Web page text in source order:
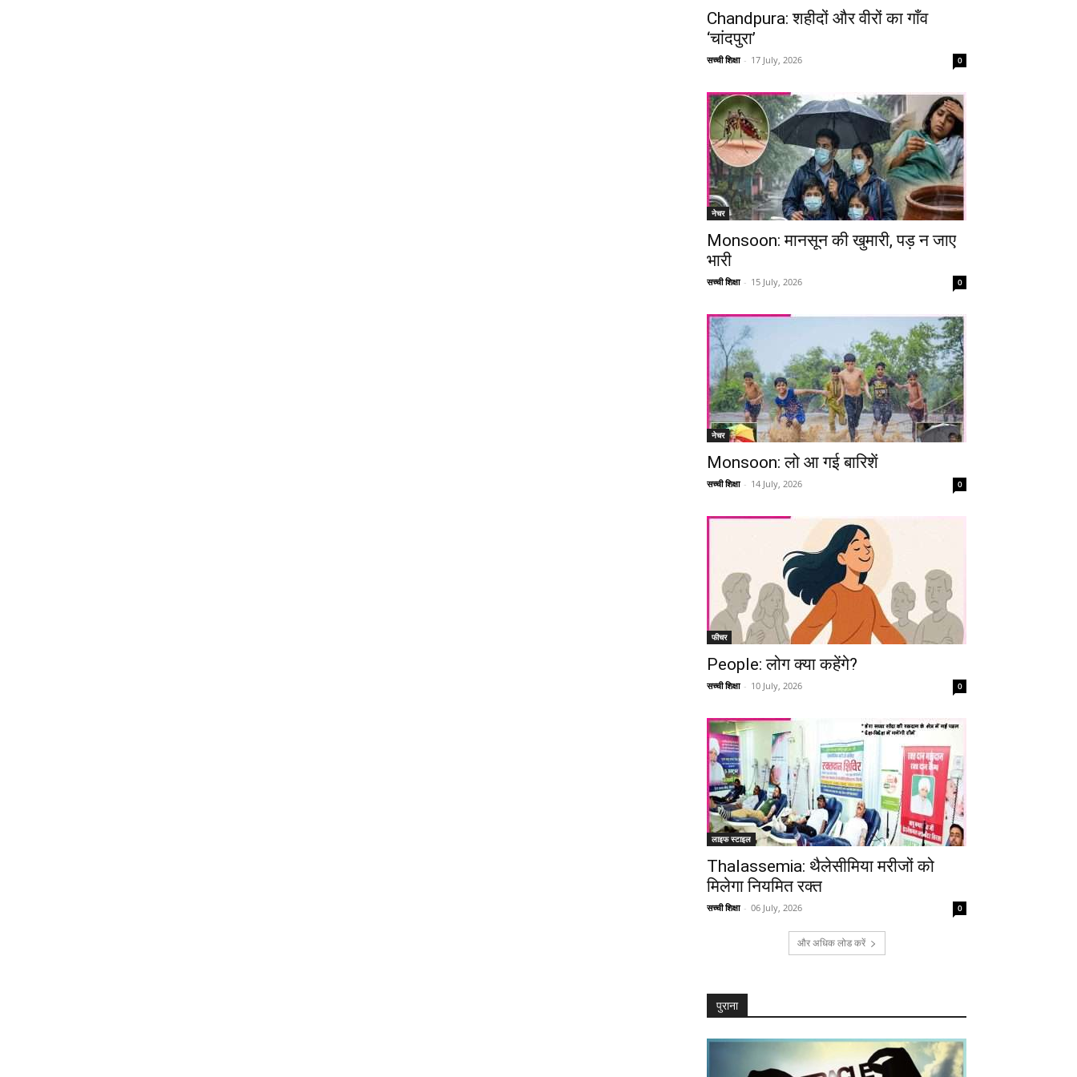
Chandpura: शहीदों और वीरों का गाँव
‘चांदपुरा’
सच्ची शिक्षा - 17 July, 2026 0
नेचर
Monsoon: मानसून की खुमारी, पड़ न जाए
भारी
सच्ची शिक्षा - 15 July, 2026 0
नेचर
Monsoon: लो आ गई बारिशें
सच्ची शिक्षा - 14 July, 2026 0
फीचर
People: लोग क्या कहेंगे?
सच्ची शिक्षा - 10 July, 2026 0
लाइफ स्टाइल
Thalassemia: थैलेसीमिया मरीजों को
मिलेगा नियमित रक्त
सच्ची शिक्षा - 06 July, 2026 0
और अधिक लोड करें
पुराना